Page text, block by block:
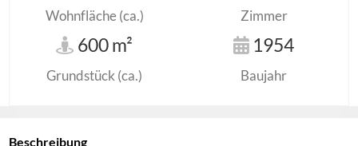
Wohnfläche (ca.) Zimmer
600 m²
Grundstück (ca.)
1954
Baujahr
Beschreibung